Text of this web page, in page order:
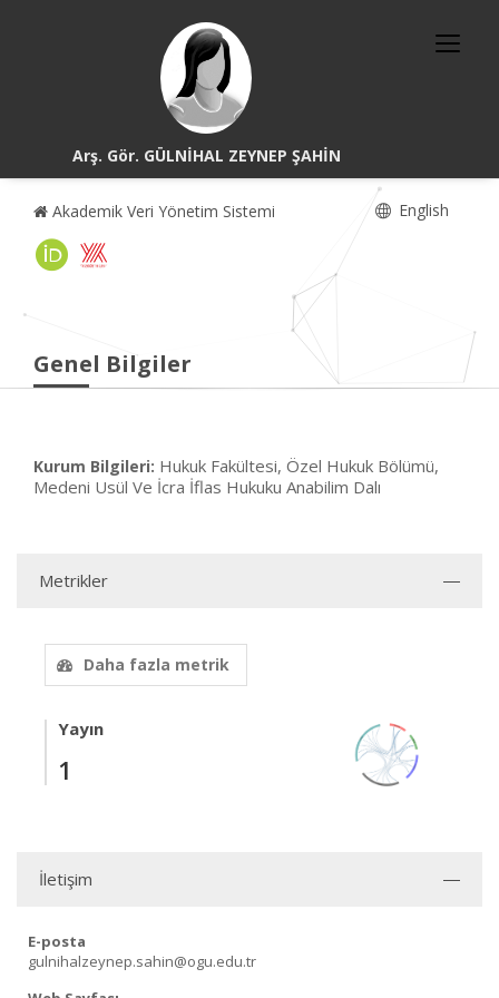
Arş. Gör. GÜLNİHAL ZEYNEP ŞAHİN
Akademik Veri Yönetim Sistemi English
Genel Bilgiler
Kurum Bilgileri: Hukuk Fakültesi, Özel Hukuk Bölümü,
Medeni Usül Ve İcra İflas Hukuku Anabilim Dalı
Metrikler
Daha fazla metrik
Yayın
1
İletişim
E-posta
gulnihalzeynep.sahin@ogu.edu.tr